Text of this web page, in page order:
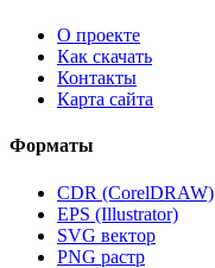
О проекте
Как скачать
Контакты
Карта сайта
Форматы
CDR (CorelDRAW)
EPS (Illustrator)
SVG вектор
PNG растр